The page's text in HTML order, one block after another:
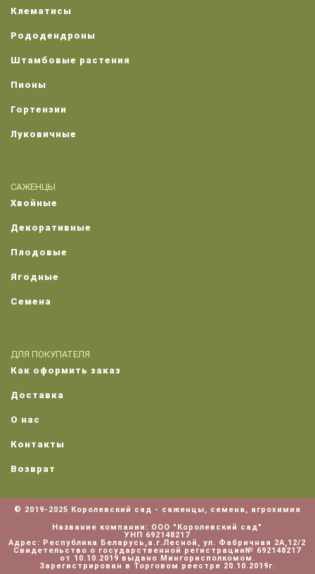
Клематисы
Рододендроны
Штамбовые растения
Пионы
Гортензии
Луковичные
САЖЕНЦЫ
Хвойные
Декоративные
Плодовые
Ягодные
Семена
ДЛЯ ПОКУПАТЕЛЯ
Как оформить заказ
Доставка
О нас
Контакты
Возврат
© 2019-2025 Королевский сад - саженцы, семена, агрохимия
Название компании: ООО "Королевский сад"
УНП 692148217
Адрес: Республика Беларусь,а.г.Лесной, ул. Фабричная 2А,12/2
Cвидетельство о государственной регистрации№ 692148217
от 10.10.2019 выдано Мингорисполкомом.
Зарегистрирован в Торговом реестре 20.10.2019г.